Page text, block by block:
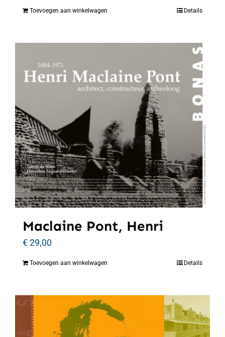
Toevoegen aan winkelwagen Details
Maclaine Pont, Henri
€29,00
Toevoegen aan winkelwagen Details